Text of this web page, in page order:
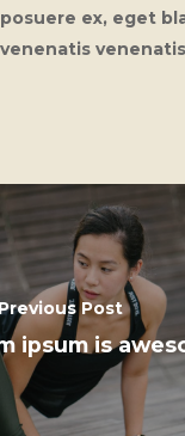
posuere ex, eget
venenatis
Post
ipsum is